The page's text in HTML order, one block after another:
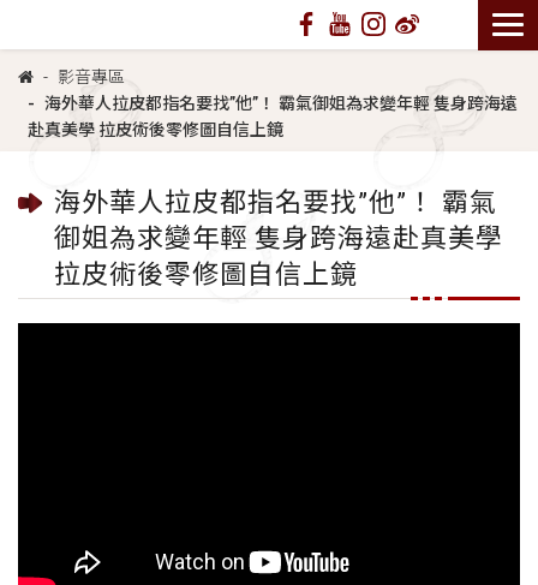
影音專區
海外華人拉皮都指名要找”他”！ 霸氣御姐為求變年輕 隻身跨海遠
赴真美學 拉皮術後零修圖自信上鏡
海外華人拉皮都指名要找”他”！ 霸氣
御姐為求變年輕 隻身跨海遠赴真美學
拉皮術後零修圖自信上鏡